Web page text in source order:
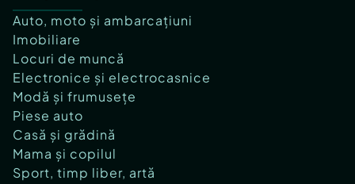
Auto, moto și ambarcațiuni
Imobiliare
Locuri de muncă
Electronice și electrocasnice
Modă și frumusețe
Piese auto
Casă și grădină
Mama și copilul
Sport, timp liber, artă